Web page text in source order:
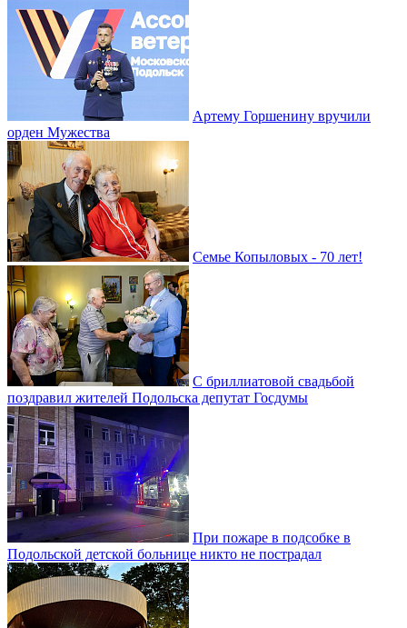
Артему Горшенину вручили
орден Мужества
Семье Копыловых - 70 лет!
С бриллиатовой свадьбой
поздравил жителей Подольска депутат Госдумы
При пожаре в подсобке в
Подольской детской больнице никто не пострадал